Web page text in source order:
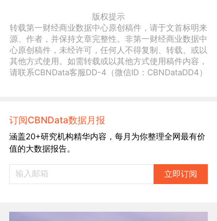
版权提示
转载第一财经商业数据中心原创稿件，请于文首标明来
源、作者，并保持文章完整性。非第一财经商业数据中
心原创稿件，未经许可，任何人不得复制、转载、或以
其他方式使用。如需转载或以其他方式使用稿件内容，
请联系CBNData客服DD-4（微信ID：CBNDataDD4）
订阅CBNData数据月报
涵盖20+研究机构精华内容，每月为你整理全网最有价
值的大数据报告。
立即订阅